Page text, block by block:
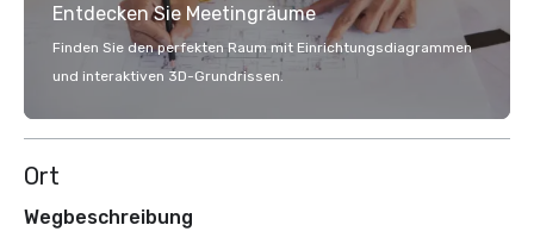
Entdecken Sie Meetingräume
Finden Sie den perfekten Raum mit Einrichtungsdiagrammen
und interaktiven 3D-Grundrissen.
Ort
Wegbeschreibung